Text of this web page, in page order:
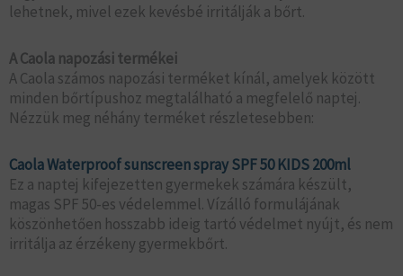
lehetnek, mivel ezek kevésbé irritálják a bőrt.
A Caola napozási termékei
A Caola számos napozási terméket kínál, amelyek között
minden bőrtípushoz megtalálható a megfelelő naptej.
Nézzük meg néhány terméket részletesebben:
Caola Waterproof sunscreen spray SPF 50 KIDS 200ml
Ez a naptej kifejezetten gyermekek számára készült,
magas SPF 50-es védelemmel. Vízálló formulájának
köszönhetően hosszabb ideig tartó védelmet nyújt, és nem
irritálja az érzékeny gyermekbőrt.